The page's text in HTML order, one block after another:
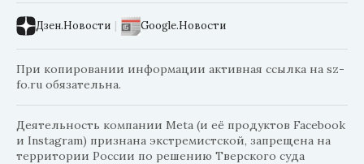
Дзен.Новости | Google.Новости
При копировании информации активная ссылка на sz-
fo.ru обязательна.
Деятельность компании Meta (и её продуктов Facebook
и Instagram) признана экстремистской, запрещена на
территории России по решению Тверского суда